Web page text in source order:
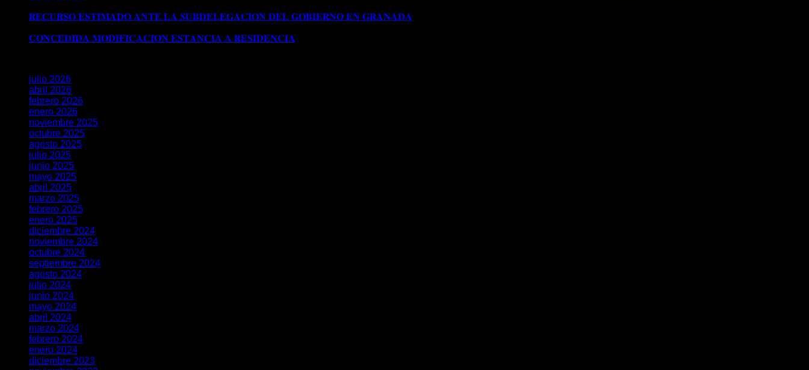
𝐑𝐄𝐂𝐔𝐑𝐒𝐎 𝐄𝐒𝐓𝐈𝐌𝐀𝐃𝐎 𝐀𝐍𝐓𝐄 𝐋𝐀 𝐒𝐔𝐁𝐃𝐄𝐋𝐄𝐆𝐀𝐂𝐈𝐎𝐍 𝐃𝐄𝐋 𝐆𝐎𝐁𝐈𝐄𝐑𝐍𝐎 𝐄𝐍 𝐆𝐑𝐀𝐍𝐀𝐃𝐀
𝐂𝐎𝐍𝐂𝐄𝐃𝐈𝐃𝐀 𝐌𝐎𝐃𝐈𝐅𝐈𝐂𝐀𝐂𝐈𝐎𝐍 𝐄𝐒𝐓𝐀𝐍𝐂𝐈𝐀 𝐀 𝐑𝐄𝐒𝐈𝐃𝐄𝐍𝐂𝐈𝐀
julio 2026
abril 2026
febrero 2026
enero 2026
noviembre 2025
octubre 2025
agosto 2025
julio 2025
junio 2025
mayo 2025
abril 2025
marzo 2025
febrero 2025
enero 2025
diciembre 2024
noviembre 2024
octubre 2024
septiembre 2024
agosto 2024
julio 2024
junio 2024
mayo 2024
abril 2024
marzo 2024
febrero 2024
enero 2024
diciembre 2023